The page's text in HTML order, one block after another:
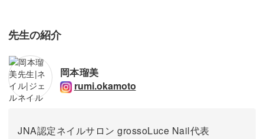
先生の紹介
岡本瑠美
rumi.okamoto
JNA認定ネイルサロン grossoLuce Nail代表